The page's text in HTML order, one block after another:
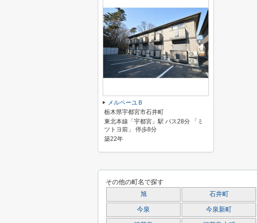
メルベーユＢ
栃木県宇都宮市石井町
東北本線「宇都宮」駅 バス28分 「ミ
ツトヨ前」 停歩8分
築22年
その他の町名で探す
旭 石井町
今泉 今泉新町